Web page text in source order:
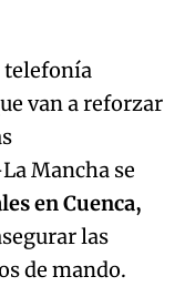
telefonía
van a reforzar
Mancha se
en Cuenca,
las
de mando.